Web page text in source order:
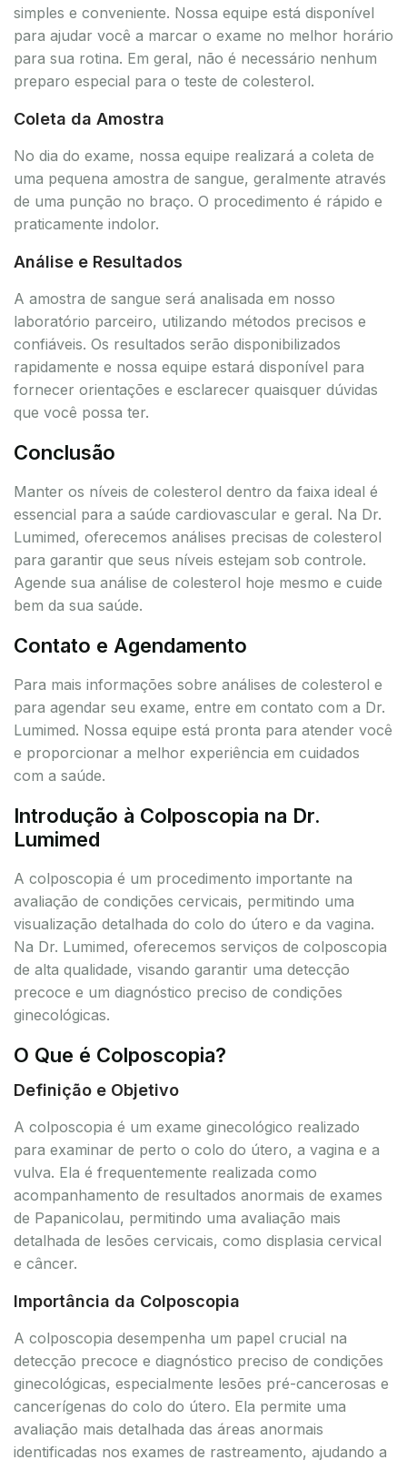
simples e conveniente. Nossa equipe está disponível
para ajudar você a marcar o exame no melhor horário
para sua rotina. Em geral, não é necessário nenhum
preparo especial para o teste de colesterol.
Coleta da Amostra
No dia do exame, nossa equipe realizará a coleta de
uma pequena amostra de sangue, geralmente através
de uma punção no braço. O procedimento é rápido e
praticamente indolor.
Análise e Resultados
A amostra de sangue será analisada em nosso
laboratório parceiro, utilizando métodos precisos e
confiáveis. Os resultados serão disponibilizados
rapidamente e nossa equipe estará disponível para
fornecer orientações e esclarecer quaisquer dúvidas
que você possa ter.
Conclusão
Manter os níveis de colesterol dentro da faixa ideal é
essencial para a saúde cardiovascular e geral. Na Dr.
Lumimed, oferecemos análises precisas de colesterol
para garantir que seus níveis estejam sob controle.
Agende sua análise de colesterol hoje mesmo e cuide
bem da sua saúde.
Contato e Agendamento
Para mais informações sobre análises de colesterol e
para agendar seu exame, entre em contato com a Dr.
Lumimed. Nossa equipe está pronta para atender você
e proporcionar a melhor experiência em cuidados
com a saúde.
Introdução à Colposcopia na Dr.
Lumimed
A colposcopia é um procedimento importante na
avaliação de condições cervicais, permitindo uma
visualização detalhada do colo do útero e da vagina.
Na Dr. Lumimed, oferecemos serviços de colposcopia
de alta qualidade, visando garantir uma detecção
precoce e um diagnóstico preciso de condições
ginecológicas.
O Que é Colposcopia?
Definição e Objetivo
A colposcopia é um exame ginecológico realizado
para examinar de perto o colo do útero, a vagina e a
vulva. Ela é frequentemente realizada como
acompanhamento de resultados anormais de exames
de Papanicolau, permitindo uma avaliação mais
detalhada de lesões cervicais, como displasia cervical
e câncer.
Importância da Colposcopia
A colposcopia desempenha um papel crucial na
detecção precoce e diagnóstico preciso de condições
ginecológicas, especialmente lesões pré-cancerosas e
cancerígenas do colo do útero. Ela permite uma
avaliação mais detalhada das áreas anormais
identificadas nos exames de rastreamento, ajudando a